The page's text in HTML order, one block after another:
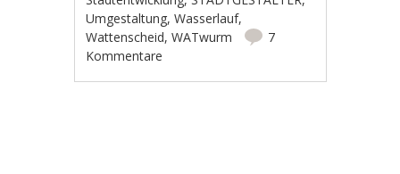
Umgestaltung,Wasserlauf,
Wattenscheid,WATwurm
7
Kommentare